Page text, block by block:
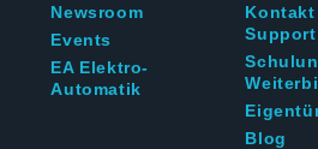
Newsroom
Events
EA Elektro-
Automatik
Support
Blog